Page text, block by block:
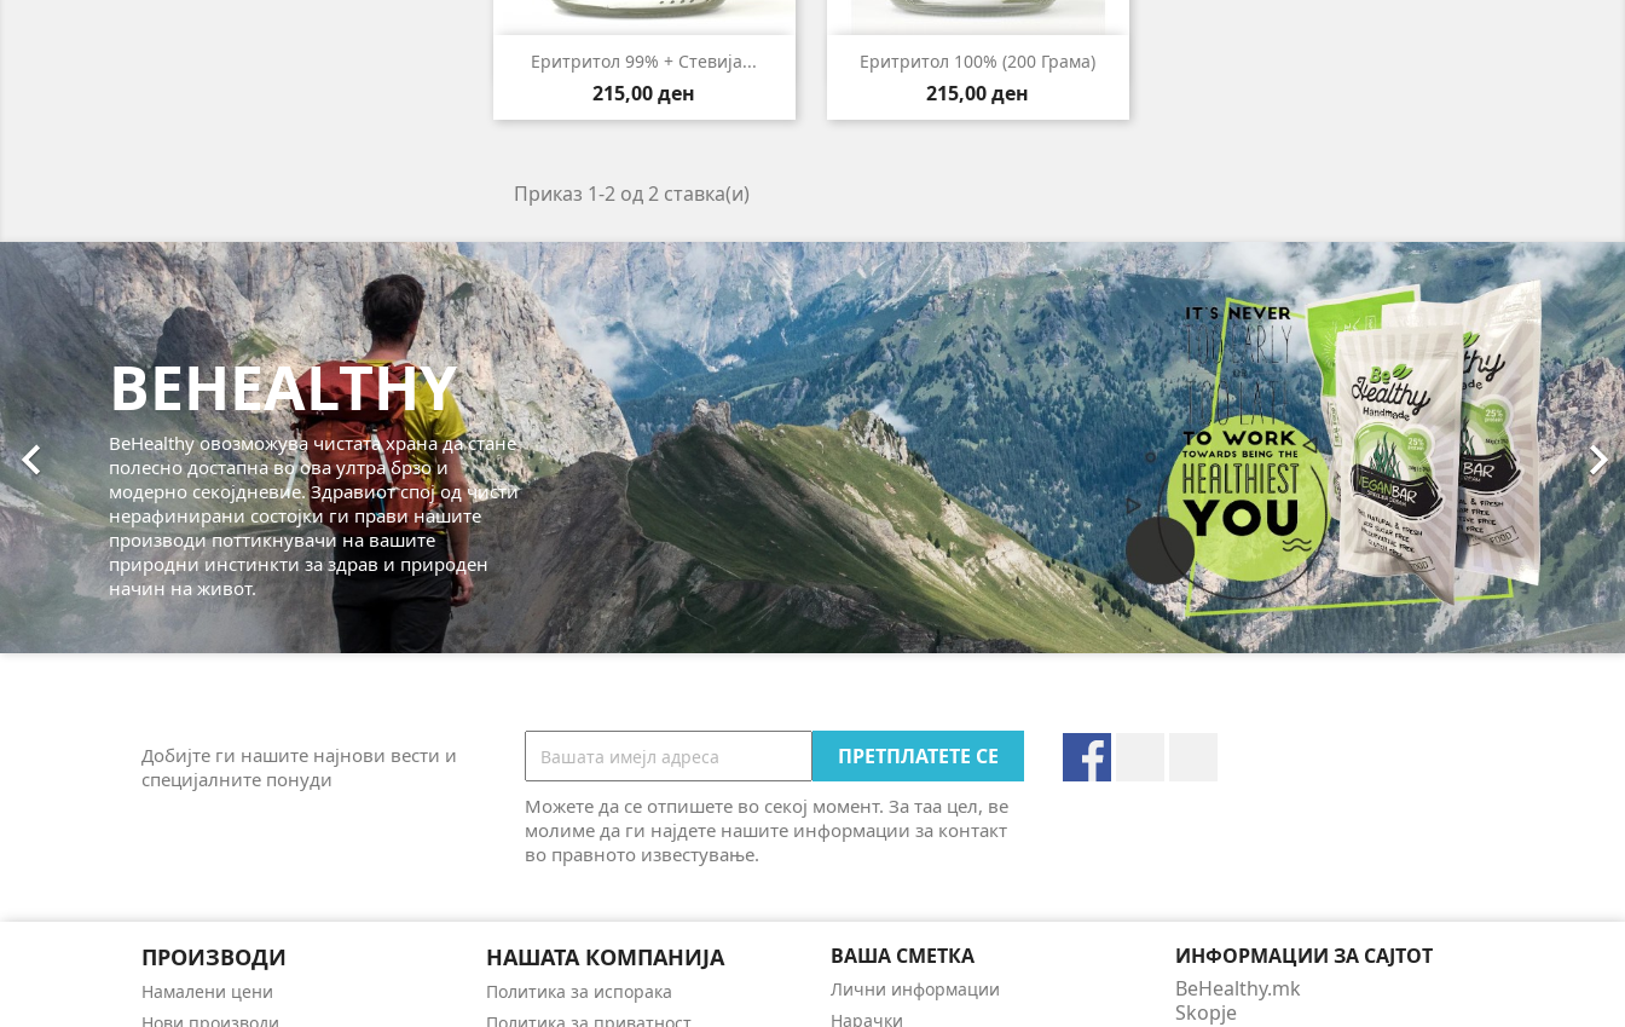
Еритритол 99% + Стевија...
Цена
215,00 ден
Брз преглед Еритритол 100% (200 Грама)
Цена
215,00 ден
Брз преглед
Приказ 1-2 од 2 ставка(и)
BEHEALTHY
BeHealthyовозможува чистата храна да стане
полесно достапна во ова ултра брзо и
модерно секојдневие. Здравиот спој од чисти
нерафинирани состојки ги прави нашите
производи поттикнувачи на вашите
природни инстинкти за здрав и природен
начин на живот.

Претходно Следно
Добијте ги нашите најнови вести и
специјалните понуди
Можете да се отпишете во секој момент. За таа цел, ве
молиме да ги најдете нашите информации за контакт
во правното известување.
ПРОИЗВОДИ
Намалени цени
НАШАТА КОМПАНИЈА
Политика за испорака
ВАША СМЕТКА
Лични информации
Нарачки
ИНФОРМАЦИИ ЗА САЈТОТ
BeHealthy.mk
Skopje